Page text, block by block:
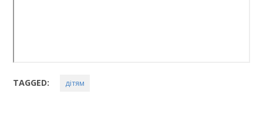
TAGGED: дітям